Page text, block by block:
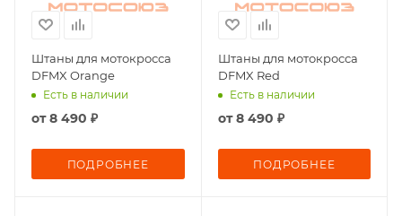
Штаны для мотокросса
DFMX Orange
Есть в наличии
от8 490 ₽
ПОДРОБНЕЕ
Штаны для мотокросса
DFMX Red
Есть в наличии
от8 490 ₽
ПОДРОБНЕЕ